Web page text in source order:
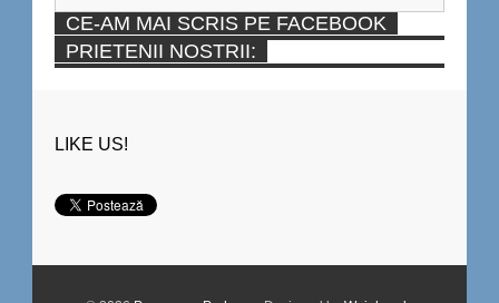
CE-AM MAI SCRIS PE FACEBOOK
PRIETENII NOSTRII:
LIKE US!